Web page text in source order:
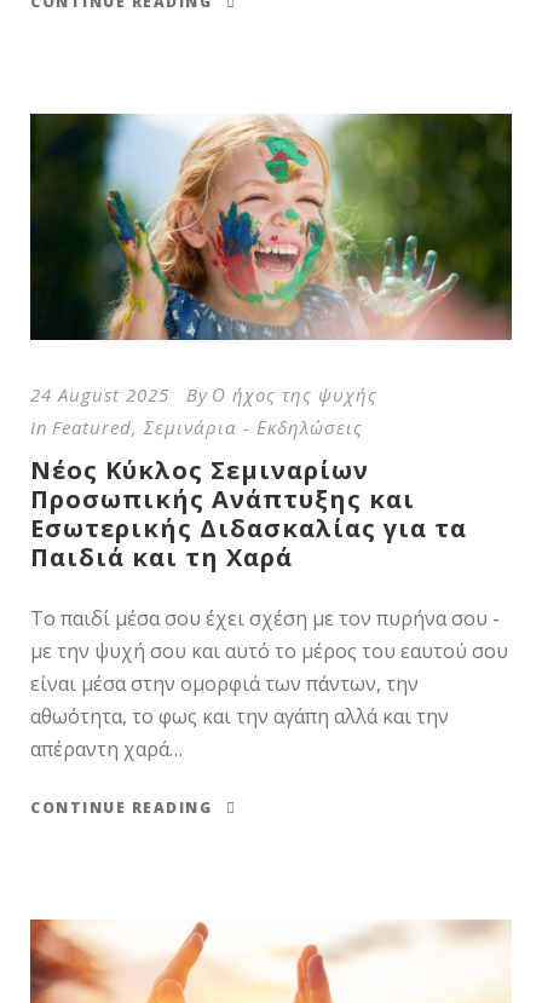
24 August 2025 By Ο ήχος της ψυχής
In Featured, Σεμινάρια - Εκδηλώσεις
Νέος Κύκλος Σεμιναρίων
Προσωπικής Ανάπτυξης και
Εσωτερικής Διδασκαλίας για τα
Παιδιά και τη Χαρά
Το παιδί μέσα σου έχει σχέση με τον πυρήνα σου -
με την ψυχή σου και αυτό το μέρος του εαυτού σου
είναι μέσα στην ομορφιά των πάντων, την
αθωότητα, το φως και την αγάπη αλλά και την
απέραντη χαρά…
CONTINUE READING